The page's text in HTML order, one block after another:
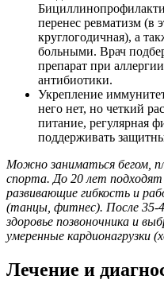
перенес ревматизм (в
круглогодичная), а
больными. Врач
препарат при
антибиотики.
Укрепление
него нет, но четкий
питание, регулярная
поддерживать
Можно заниматься бегом,
спорта. До 20 лет подходят
развивающие гибкость и
(танцы, фитнес). После 35-
здоровье позвоночника и
умеренные кардионагрузки
Лечение и